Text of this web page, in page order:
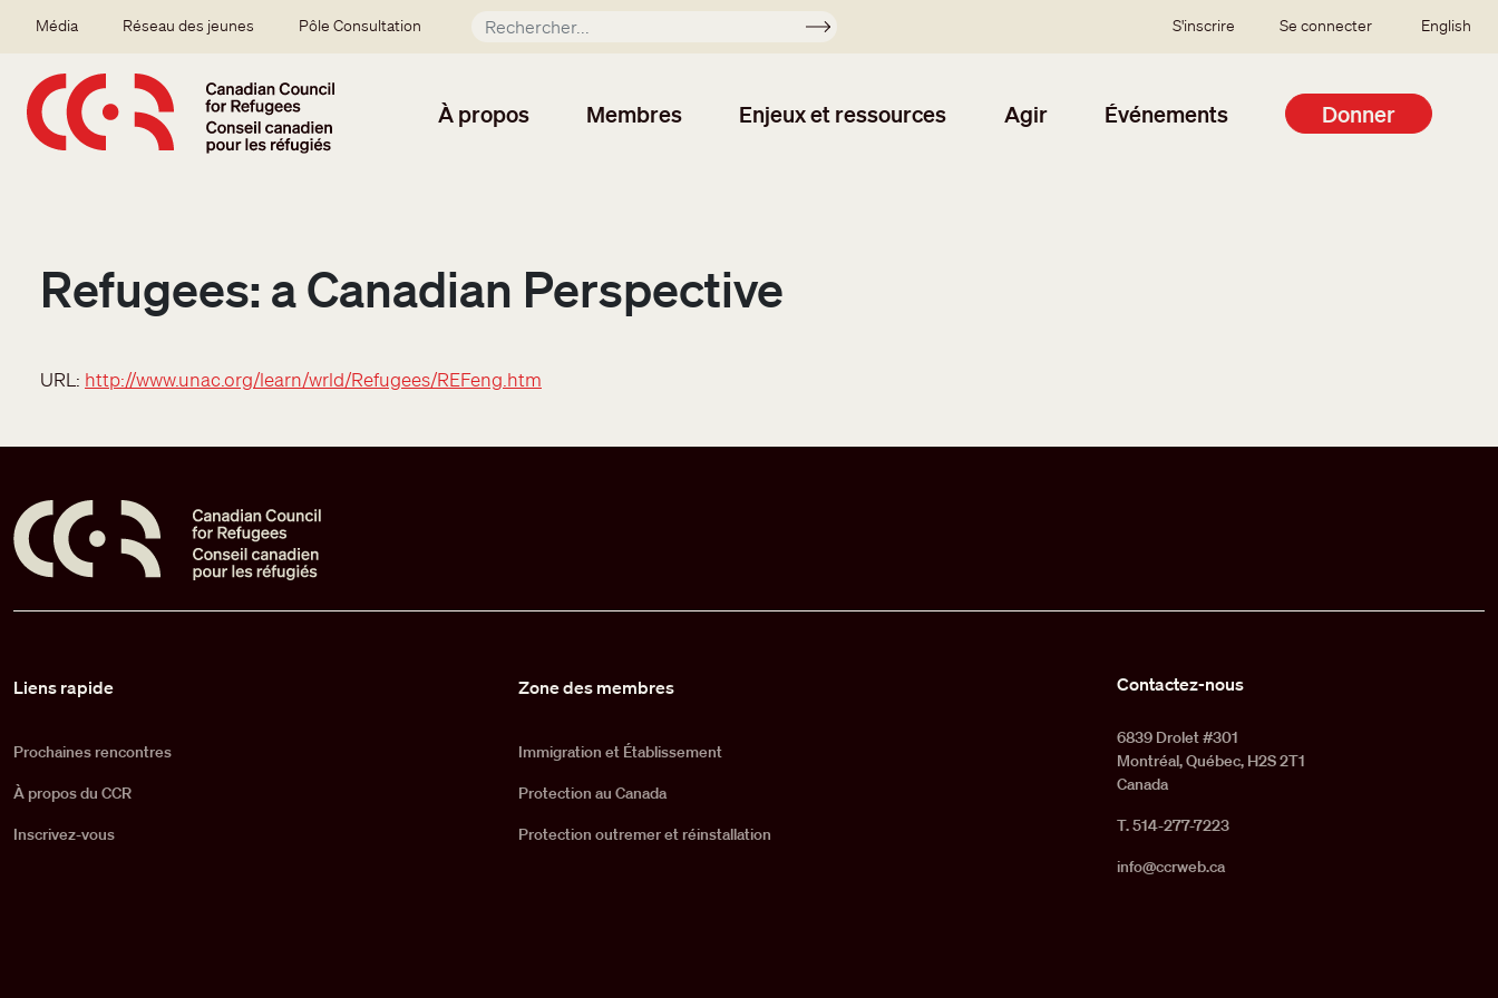
Secondary menu
Média Réseau des jeunes Pôle Consultation Soumettre SSO user menu
S'inscrire Se connecter English
À propos Membres Enjeux et ressources Agir Événements Donner
Refugees: a Canadian Perspective
URL: http://www.unac.org/learn/wrld/Refugees/REFeng.htm
Liens rapide
Prochaines rencontres
À propos du CCR
Inscrivez-vous
Zone des membres
Immigration et Établissement
Protection au Canada
Protection outremer et réinstallation
Contactez-nous
6839 Drolet #301
Montréal, Québec, H2S 2T1
Canada
T. 514-277-7223
info@ccrweb.ca